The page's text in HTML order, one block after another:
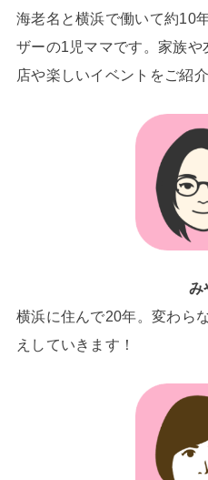
海老名と横浜で働いて約10
ザーの1児ママです。家族
店や楽しいイベントをご紹介
み
横浜に住んで20年。変わら
えしていきます！